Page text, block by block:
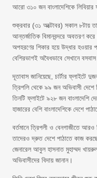
আরো ৩১০ জন বাংলাদেশিকে লিবিয়ার
শুক্রবার (৩১ অক্টোবর) সকাল ৮টায়
আন্তর্জাতিক বিমানবন্দরে অবতরণ
অপহরণের শিকার হয়ে উদ্ধার হওয়ার
বেশিরভাগই অবৈধভাবে সেখানে
দূতাবাস জানিয়েছে, চার্টার ফ্লাইটে
ত্রিপলি থেকে ৯৯ জন অভিবাসী
তিনটি ফ্লাইটে ৯২৮ জন বাংলাদেশি
হাজারের বেশি বাংলাদেশিকে দেশে
বর্তমানে ত্রিপলী ও বেনগাজীতে
তাদেরও দ্রুত দেশে পাঠাতে কাজ
জেনারেল আবুল হাসনাত মুহাম্মদ
অভিবাসীদের বিদায় জানান।